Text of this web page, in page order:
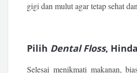
gigi dan mulut agar tetap sehat
Pilih Dental Floss,
Selesai menikmati makanan,